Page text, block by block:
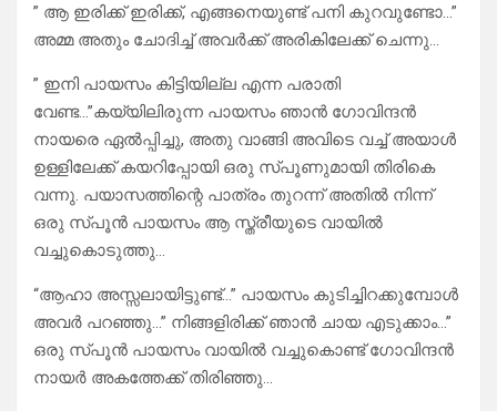
” ആ ഇരിക്ക് ഇരിക്ക്, എങ്ങനെയുണ്ട് പനി കുറവുണ്ടോ…”
അമ്മ അതും ചോദിച്ച് അവർക്ക് അരികിലേക്ക് ചെന്നു…
” ഇനി പായസം കിട്ടിയില്ല എന്ന പരാതി
വേണ്ട…”കയ്യിലിരുന്ന പായസം ഞാൻ ഗോവിന്ദൻ
നായരെ ഏൽപ്പിച്ചു, അതു വാങ്ങി അവിടെ വച്ച് അയാൾ
ഉള്ളിലേക്ക് കയറിപ്പോയി ഒരു സ്പൂണുമായി തിരികെ
വന്നു. പയാസത്തിന്റെ പാത്രം തുറന്ന് അതിൽ നിന്ന്
ഒരു സ്പൂൻ പായസം ആ സ്ത്രീയുടെ വായിൽ
വച്ചുകൊടുത്തു…
“ആഹാ അസ്സലായിട്ടുണ്ട്…” പായസം കുടിച്ചിറക്കുമ്പോൾ
അവർ പറഞ്ഞു…” നിങ്ങളിരിക്ക് ഞാൻ ചായ എടുക്കാം…”
ഒരു സ്പൂൻ പായസം വായിൽ വച്ചുകൊണ്ട് ഗോവിന്ദൻ
നായർ അകത്തേക്ക് തിരിഞ്ഞു…